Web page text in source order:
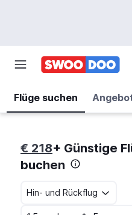
Flüge suchen
€ 218+ Günstige
buchen
Hin- und Rückflug